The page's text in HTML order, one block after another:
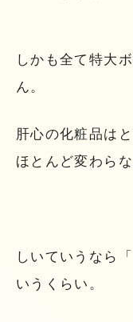
しかも全て特大
ん。
肝心の化粧品は
ほとんど変わらな
しいていうなら
いうくらい。